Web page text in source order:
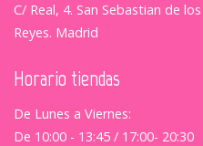
C/ Real, 4. San Sebastian de los
Reyes. Madrid
Horario tiendas
De Lunes a Viernes:
De 10:00 - 13:45 / 17:00- 20:30